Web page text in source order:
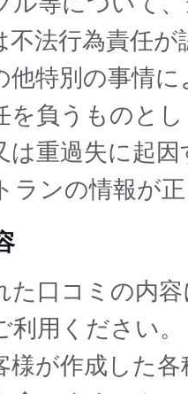
不法行為責任
他特別の事情
を負うものと
は重過失に起
ランの情報が
た⼝コミの内
利⽤ください
様が作成した